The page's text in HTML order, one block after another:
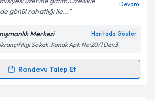
işlenmesine ilişkin
Aydınlatma
okudum ve kişisel verilerimin belirtilen
işlenmesini kabul ediyorum.
gönül rahatlığı ile...
Devamı
Merkezi Haritada Göster
Sokak. Konak Apt. No:20/1 Dai:3
Randevu Talep Et
Talebi